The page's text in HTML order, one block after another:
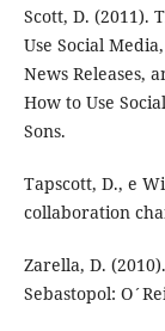
Scott, D. (2011).
Use Social
News Releases,
How to Use
Sons.
Tapscott, D., e
collaboration
Zarella, D.
Sebastopol: